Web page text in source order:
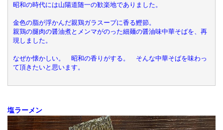
昭和の時代には山陽道随一の歓楽地でありました。
金色の脂が浮かんだ親鶏ガラスープに香る鰹節。
親鶏の腿肉の醤油煮とメンマがのった細麺の醤油味中華そばを、再
現しました。
なぜか懐かしい。　昭和の香りがする。　そんな中華そばを味わっ
て頂きたいと思います。
塩ラーメン